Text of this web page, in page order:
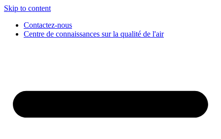
Skip to content
Contactez-nous
Centre de connaissances sur la qualité de l'air